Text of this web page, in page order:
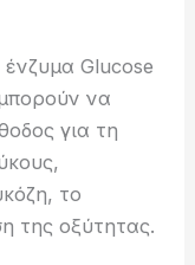
Glucose
να
για τη
το
της οξύτητας.